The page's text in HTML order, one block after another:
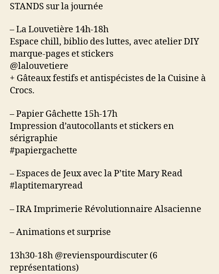
STANDS sur la journée
– La Louvetière 14h-18h
Espace chill, biblio des luttes, avec atelier DIY
marque-pages et stickers
@lalouvetiere
+ Gâteaux festifs et antispécistes de la Cuisine à
Crocs.
– Papier Gâchette 15h-17h
Impression d’autocollants et stickers en
sérigraphie
#papiergachette
– Espaces de Jeux avec la P’tite Mary Read
#laptitemaryread
– IRA Imprimerie Révolutionnaire Alsacienne
– Animations et surprise
13h30-18h @revienspourdiscuter (6
représentations)